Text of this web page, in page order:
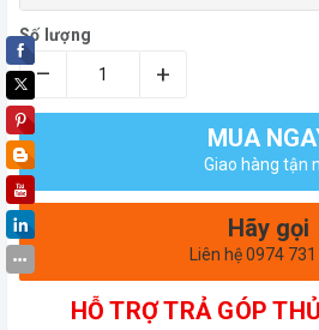
Số lượng
– +
MUA
Giao hàng tận
Hãy gọi
Liên hệ 0974
HỖ TRỢ TRẢ GÓP